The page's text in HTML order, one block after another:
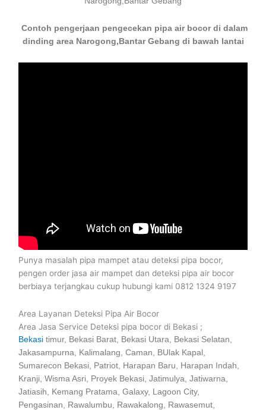
Contoh pengerjaan pengecekan pipa air bocor di dalam
dinding area Narogong,Bantar Gebang di bawah lantai
Punya masalah pipa mampet atau deteksi pipa bocor,
pengen order jasa air mampet dan deteksi pipa air bocor
berbiaya terjangkau cukup hubungi kami 0812 1324 9197
Area Layanan Deteksi Pipa Air Bocor
Area Jasa Service Deteksi pipa bocor di Bekasi ;
Bekasi timur, Bekasi Barat, Bekasi Utara, Bekasi Selatan,
Jakasampurna, Kalimalang, Caman, BUlak Kapal,
Sumarecon Bekasi, Patriot, Harapan Baru, Harapan Indah,
Kranji, Wisma Asri, Proyek Bekasi, Jatimulya, Jatiwarna,
Jatiasih, Kemang Pratama, Galaxy, Lagoon City,
Pengasinan, Rawalumbu, Rawakalong, Rawasemut,